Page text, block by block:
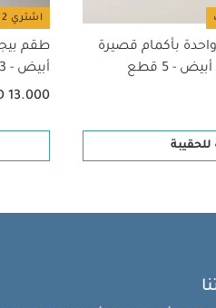
بأكمام قصيرة
- 5 قطع
اشتري 2 بسعر 18 د.ك
طقم
أبيض - 3 قطع
13.000